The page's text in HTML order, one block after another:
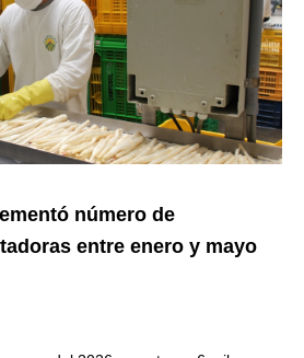
número de
entre enero y mayo